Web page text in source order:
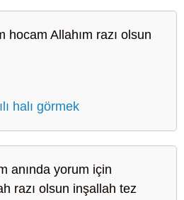
hocam Allahım razı olsun
halı görmek
anında yorum için
razı olsun inşallah tez